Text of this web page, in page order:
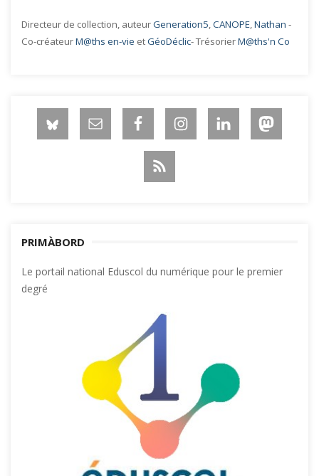
Directeur de collection, auteurGeneration5,CANOPE,Nathan -
Co-créateurM@ths en-vie etGéoDéclic- TrésorierM@ths'n Co
PRIMÀBORD
Le portail national Eduscol du numérique pour le premier
degré